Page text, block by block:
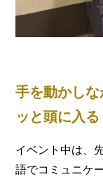
手を動かし
ッと頭に入る
イベント中は、
語でコミュニケ